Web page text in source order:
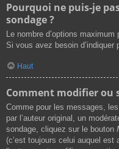
Pourquoi ne puis-je
sondage ?
Le nombre d’options
Si vous avez besoin d’indiquer
Haut
Comment modifier ou
Comme pour les messages,
par l’auteur original, un
sondage, cliquez sur le bouton
(c’est toujours celui auquel est